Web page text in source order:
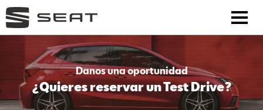
Danos una oportunidad
¿Quieres reservar un Test Drive?